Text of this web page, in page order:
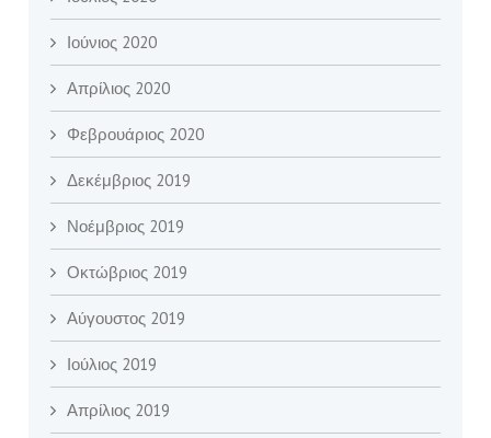
Ιούνιος 2020
Απρίλιος 2020
Φεβρουάριος 2020
Δεκέμβριος 2019
Νοέμβριος 2019
Οκτώβριος 2019
Αύγουστος 2019
Ιούλιος 2019
Απρίλιος 2019